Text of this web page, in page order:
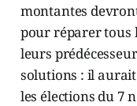
montantes
pour réparer tous
leurs
solutions : il
les élections du 7